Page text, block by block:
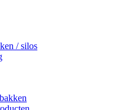
/ silos